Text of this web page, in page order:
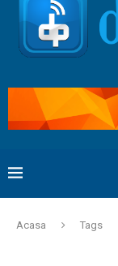
Acasa Tags